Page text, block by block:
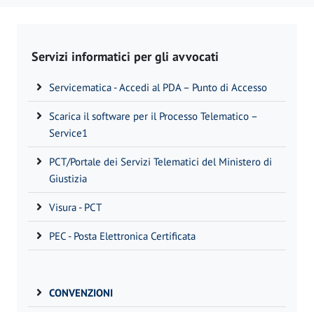
Servizi informatici per gli avvocati
Servicematica - Accedi al PDA – Punto di Accesso
Scarica il software per il Processo Telematico –
Service1
PCT/Portale dei Servizi Telematici del Ministero di
Giustizia
Visura - PCT
PEC - Posta Elettronica Certificata
CONVENZIONI